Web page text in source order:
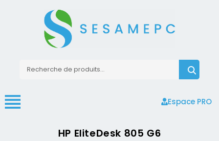
Espace PRO
HP EliteDesk 805 G6